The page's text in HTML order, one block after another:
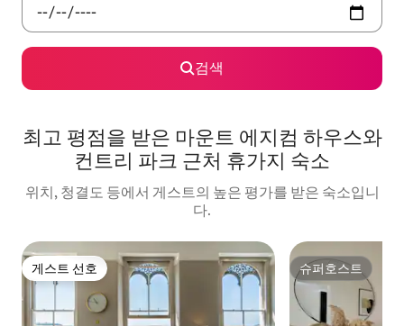
검색
최고 평점을 받은 마운트 에지컴 하우스와
컨트리 파크 근처 휴가지 숙소
위치, 청결도 등에서 게스트의 높은 평가를 받은 숙소입니
다.
게스트 선호
게스트 선호 슈퍼호스트
슈퍼호스트